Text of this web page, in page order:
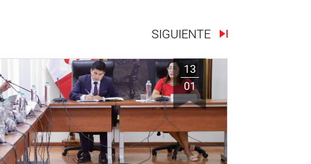
SIGUIENTE
13
01